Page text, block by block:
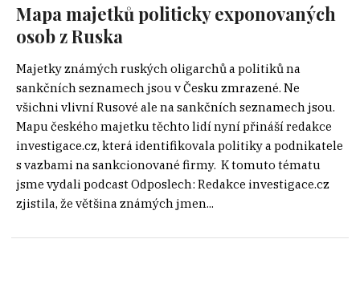
Mapa majetků politicky exponovaných
osob z Ruska
Majetky známých ruských oligarchů a politiků na
sankčních seznamech jsou v Česku zmrazené. Ne
všichni vlivní Rusové ale na sankčních seznamech jsou.
Mapu českého majetku těchto lidí nyní přináší redakce
investigace.cz, která identifikovala politiky a podnikatele
s vazbami na sankcionované firmy. K tomuto tématu
jsme vydali podcast Odposlech: Redakce investigace.cz
zjistila, že většina známých jmen...